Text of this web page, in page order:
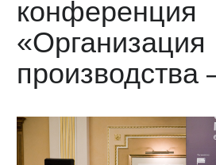
конференция
«Организация
производства